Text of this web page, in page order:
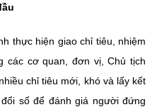
thực hiện giao chỉ tiêu, nhiệm
các cơ quan, đơn vị, Chủ tịch
chỉ tiêu mới, khó và lấy kết
số để đánh giá người đứng